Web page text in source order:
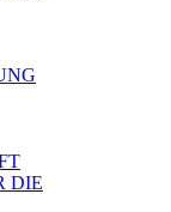
DIE